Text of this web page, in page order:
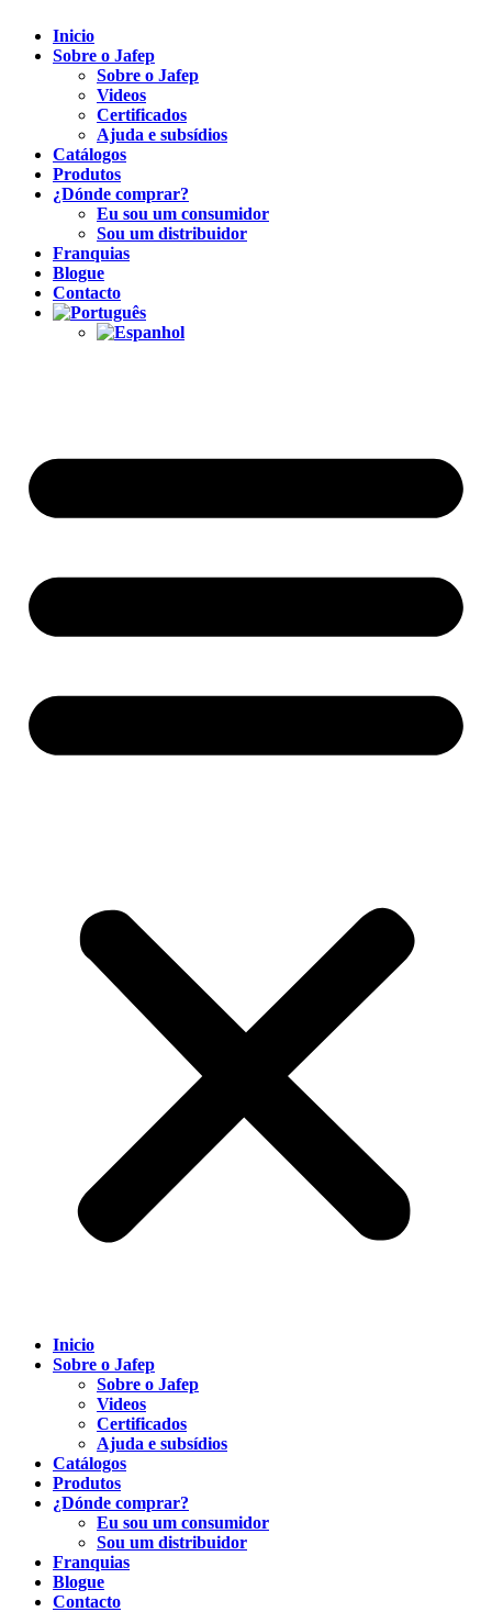
Inicio
Sobre o Jafep
Sobre o Jafep
Videos
Certificados
Ajuda e subsídios
Catálogos
Produtos
¿Dónde comprar?
Eu sou um consumidor
Sou um distribuidor
Franquias
Blogue
Contacto
Inicio
Sobre o Jafep
Sobre o Jafep
Videos
Certificados
Ajuda e subsídios
Catálogos
Produtos
¿Dónde comprar?
Eu sou um consumidor
Sou um distribuidor
Franquias
Blogue
Contacto